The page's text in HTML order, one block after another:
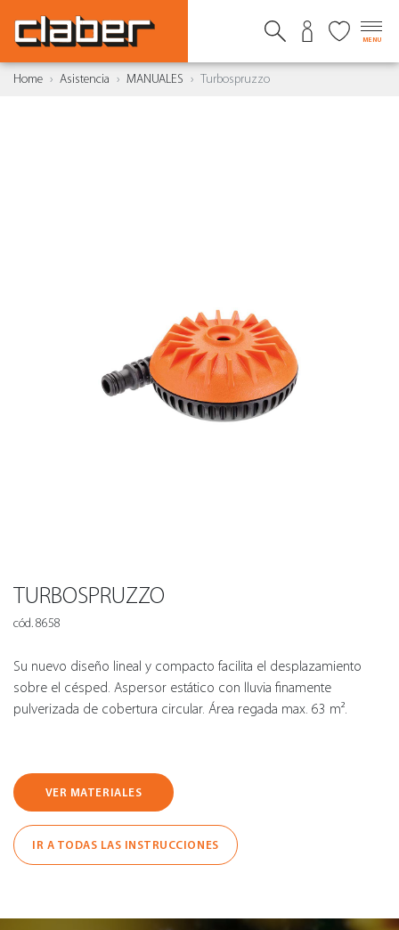
MENU
Home Asistencia MANUALES Turbospruzzo
TURBOSPRUZZO
cód. 8658
Su nuevo diseño lineal y compacto facilita el desplazamiento
sobre el césped. Aspersor estático con lluvia finamente
pulverizada de cobertura circular. Área regada max. 63 m².
VER MATERIALES
IR A TODAS LAS INSTRUCCIONES